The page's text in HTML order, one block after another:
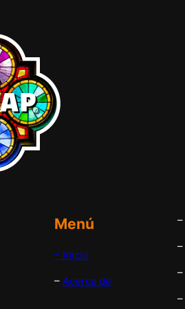
Menú
– Inicio
– Acerca de
–
–
–
–